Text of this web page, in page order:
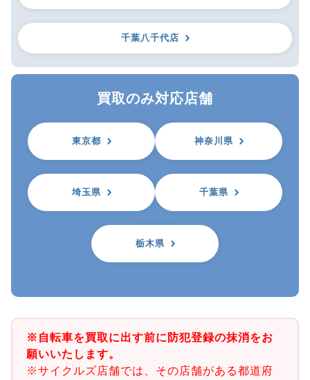
千葉八千代店
買取のみ対応店舗
東京都 神奈川県
埼玉県 千葉県
栃木県
※自転車を買取に出す前に防犯登録の抹消をお
願いいたします。
※サイクルズ店舗では、その店舗がある都道府